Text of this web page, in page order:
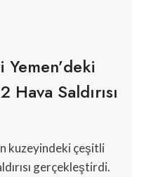
Saldırısı
kuzeyindeki çeşitli
gerçekleştirdi.